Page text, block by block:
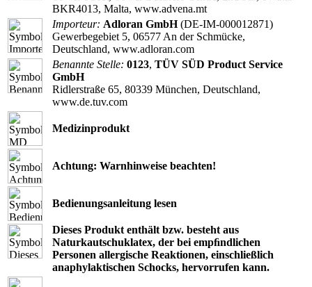
BKR4013, Malta, www.advena.mt
Importeur: Adloran GmbH(DE-IM-000012871)
Gewerbegebiet 5, 06577 An der Schmücke,
Deutschland, www.adloran.com
Benannte Stelle: 0123, TÜV SÜD Product Service
GmbH
Ridlerstraße 65, 80339 München, Deutschland,
www.de.tuv.com
Medizinprodukt
Achtung: Warnhinweise beachten!
Bedienungsanleitung lesen
Dieses Produkt enthält bzw. besteht aus
Naturkautschuklatex, der bei empﬁndlichen
Personen allergische Reaktionen, einschließlich
anaphylaktischen Schocks, hervorrufen kann.